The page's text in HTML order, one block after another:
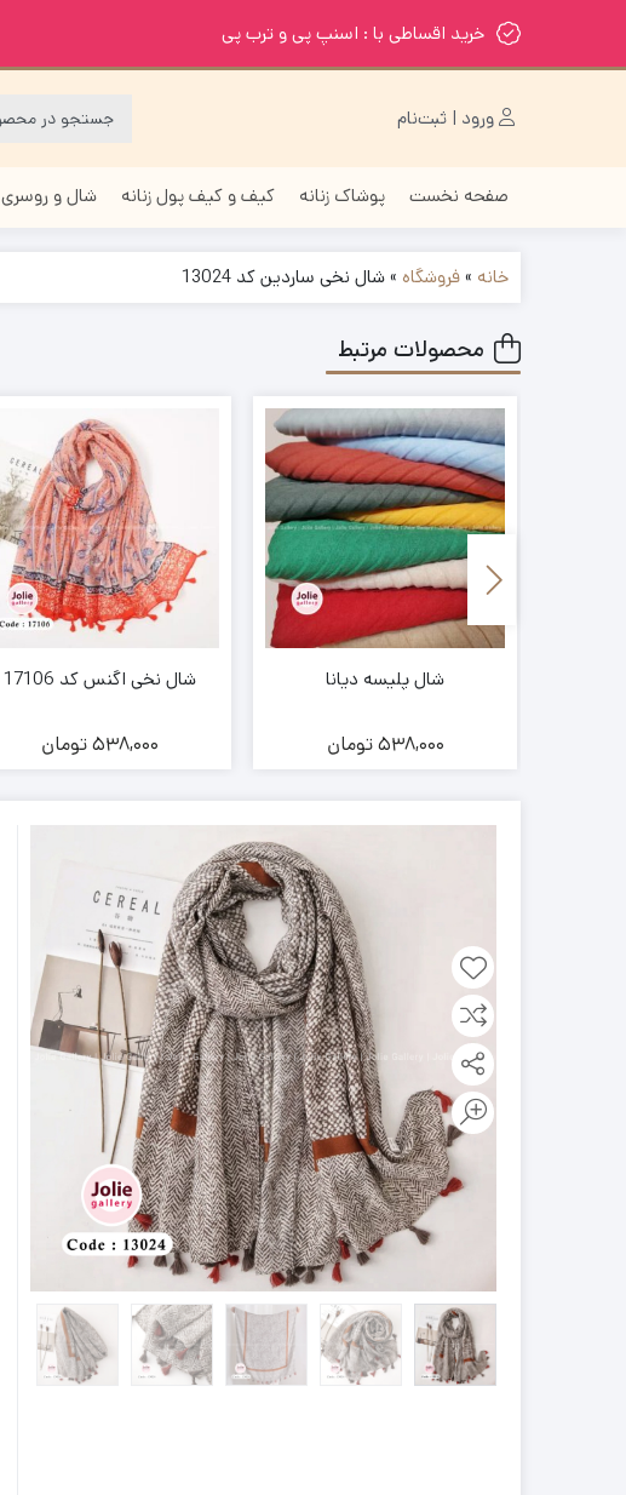
خرید اقساطی با : اسنپ پی و ترب پی
ورود | ثبت‌نام
صفحه نخست پوشاک زنانه کیف و کیف پول زنانه شال و روسری
خانه »فروشگاه »شال نخی ساردین کد 13024
محصولات مرتبط
شال پلیسه دیانا
538,000تومان
شال نخی اگنس کد 17106
538,000تومان